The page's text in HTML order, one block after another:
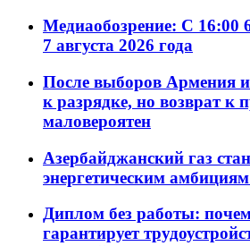
Медиаобозрение: С 16:00
7 августа 2026 года
После выборов Армения
к разрядке, но возврат к
маловероятен
Азербайджанский газ
энергетическим
Диплом без работы:
гарантирует